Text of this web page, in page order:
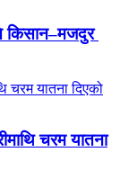
किसान–मजदुर
चरम यातना